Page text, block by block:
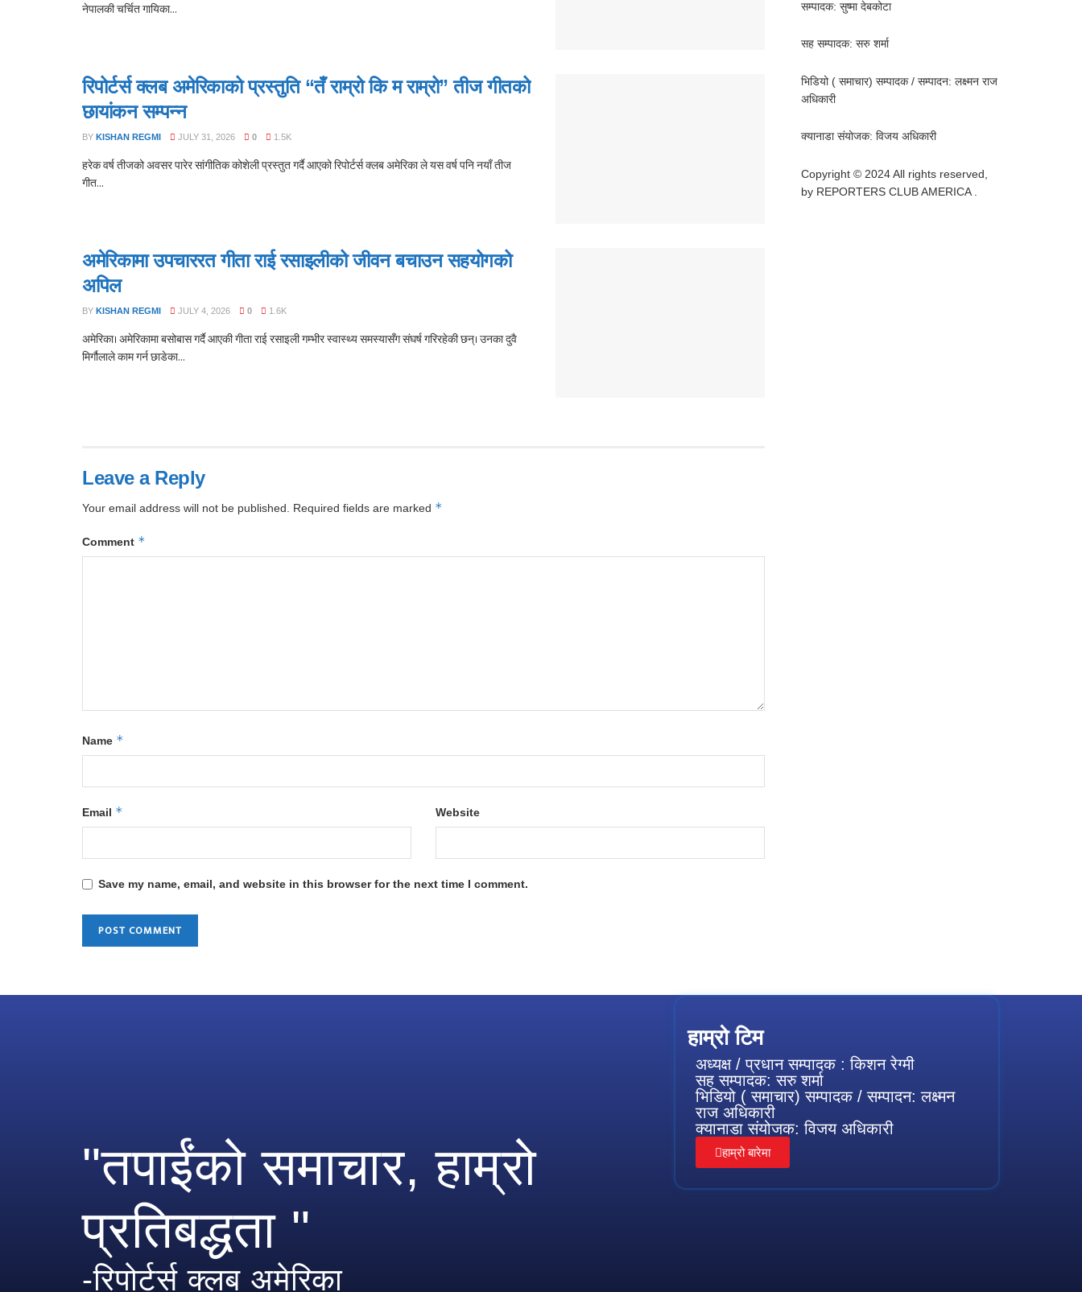
नेपालकी चर्चित गायिका...
रिपोर्टर्स क्लब अमेरिकाको प्रस्तुति “तँ राम्रो कि म राम्रो” तीज गीतको
छायांकन सम्पन्न
BY KISHAN REGMI JULY 31, 2026 0 1.5K
हरेक वर्ष तीजको अवसर पारेर सांगीतिक कोशेली प्रस्तुत गर्दै आएको रिपोर्टर्स क्लब अमेरिका ले यस वर्ष पनि नयाँ तीज
गीत...
अमेरिकामा उपचाररत गीता राई रसाइलीको जीवन बचाउन सहयोगको
अपिल
BY KISHAN REGMI JULY 4, 2026 0 1.6K
अमेरिका। अमेरिकामा बसोबास गर्दै आएकी गीता राई रसाइली गम्भीर स्वास्थ्य समस्यासँग संघर्ष गरिरहेकी छन्। उनका दुवै
मिर्गौलाले काम गर्न छाडेका...
Leave a Reply
Your email address will not be published. Required fields are marked *
Comment *
Name *
Email * Website
Save my name, email, and website in this browser for the next time I comment.
सम्पादक: सुष्मा देबकोटा
सह सम्पादक: सरु शर्मा
भिडियो ( समाचार) सम्पादक / सम्पादन: लक्ष्मन राज
अधिकारी
क्यानाडा संयोजक: विजय अधिकारी
Copyright © 2024 All rights reserved,
by REPORTERS CLUB AMERICA .
"तपाईंको समाचार, हाम्रो
प्रतिबद्धता "
-रिपोर्टर्स क्लब अमेरिका
हाम्रो टिम
अध्यक्ष / प्रधान सम्पादक : किशन रेग्मी
सह सम्पादक: सरु शर्मा
भिडियो ( समाचार) सम्पादक / सम्पादन: लक्ष्मन
राज अधिकारी
क्यानाडा संयोजक: विजय अधिकारी
हाम्रो बारेमा